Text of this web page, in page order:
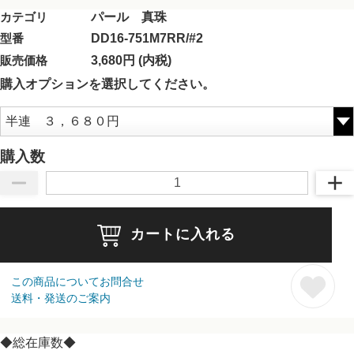
カテゴリ
パール 真珠
型番
DD16-751M7RR/#2
販売価格
3,680円 (内税)
購入オプションを選択してください。
購入数
カートに入れる
この商品についてお問合せ
送料・発送のご案内
◆総在庫数◆